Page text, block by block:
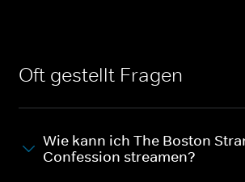
Oft gestellt Fragen
Wie kann ich The Boston
Confession streamen?